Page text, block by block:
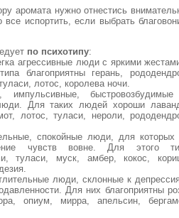
аромата нужно отнестись
испортить, если выбрать
по психотипу:
агрессивные люди с яркими
благоприятны герань,
лотос, королева ночи.
Для таких людей хороши
лотос, туласи, нероли,
спокойные люди, для которых
чувств вовне. Для этого
туласи, муск, амбер, кокос,
люди, склонные к
Для них благоприятны
опиум, мирра, апельсин,